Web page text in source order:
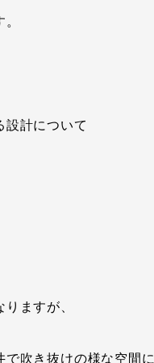
設計について
ますが、
で吹き抜けの様な空間